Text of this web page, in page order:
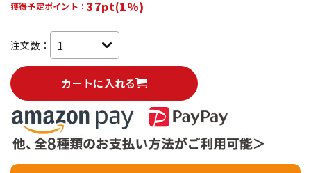
獲得予定ポイント：37pt(1%)
注文数：
カートに入れる